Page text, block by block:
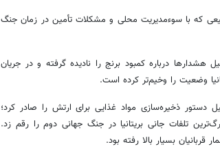
که با سوءمدیریت محلی و مشکلات تأمین در زمان جنگ
هشدارها درباره کمبود برنج را نادیده گرفته و در جریان
وضعیت را وخیم‌تر کرده است.
حمله ژاپن به هند در سال ۱۹۴۲، چرچیل دستور ذخیره‌سازی مواد غذایی برای ارتش را صادر کرد؛
تلفات جانی بریتانیا در جنگ جهانی دوم را رقم زد.